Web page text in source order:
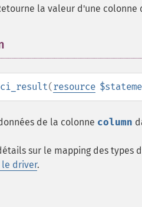
la valeur d'une colonne
(resource
de la colonne column
sur le mapping des types
le driver.